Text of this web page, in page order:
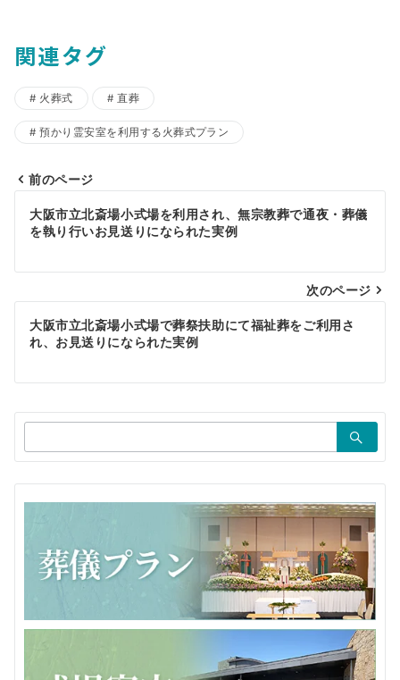
関連タグ
火葬式 直葬
預かり霊安室を利用する火葬式プラン
投
稿
ナ
ビ
ゲ
ー
シ
ョ
ン
前のページ
大阪市立北斎場小式場を利用され、無宗教葬で通夜・葬儀
を執り行いお見送りになられた実例
次のページ
大阪市立北斎場小式場で葬祭扶助にて福祉葬をご利用さ
れ、お見送りになられた実例
索：